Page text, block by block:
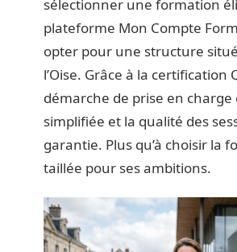
sélectionner une formation
plateforme Mon Compte
opter pour une structure
l’Oise. Grâce à la certification
démarche de prise en charge
simplifiée et la qualité des
garantie. Plus qu’à choisir la
taillée pour ses ambitions.